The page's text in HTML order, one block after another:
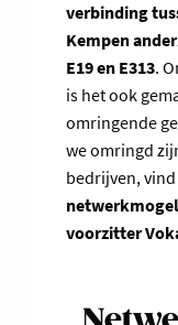
verbinding
Kempen
E19 en E313.
is het ook
omringende
we omringd
bedrijven,
voorzitter